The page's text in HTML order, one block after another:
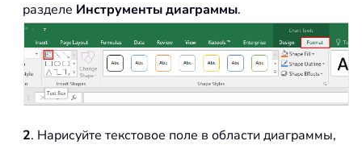
разделе Инструменты диаграммы.
2. Нарисуйте текстовое поле в области диаграммы,